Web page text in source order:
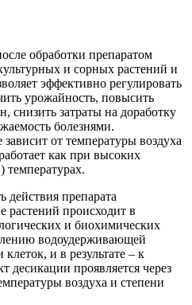
обработки препаратом
и сорных растений и
эффективно регулировать
урожайность, повысить
снизить затраты на доработку
болезнями.
от температуры воздуха
как при высоких
температурах.
действия препарата
растений происходит в
и биохимических
водоудерживающей
и в результате – к
проявляется через
воздуха и степени